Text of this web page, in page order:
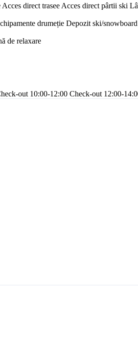
Acces direct trasee Acces direct pârtii ski
drumeție Depozit ski/snowboard
de relaxare
out 10:00-12:00 Check-out 12:00-